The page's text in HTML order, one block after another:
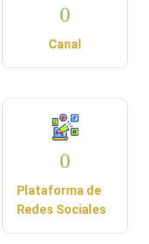
0
Canal
0
Plataforma de
Redes Sociales